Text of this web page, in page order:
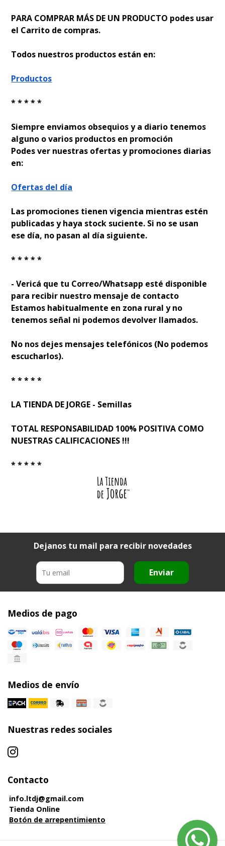
PARA COMPRAR MÁS DE UN PRODUCTO podes usar
el Carrito de compras.
Todos nuestros productos están en:
Productos
* * * * *
Siempre enviamos obsequios y a diario tenemos
alguno o varios productos en promoción
Podes ver nuestras ofertas y promociones diarias
en:
Ofertas del día
Las promociones tienen vigencia mientras estén
publicadas y haya stock suficiente. Si no se usan
ese día, no pasan al día siguiente.
* * * * *
- Verificá que tu Correo/Whatsapp esté disponible
para recibir nuestro mensaje de contacto
Estamos habitualmente en zona rural y no
tenemos señal ni podemos devolver llamados.
No nos dejes mensajes telefónicos (No podemos
escucharlos).
* * * * *
LA TIENDA DE JORGE - Semillas
TOTAL RESPONSABILIDAD 100% POSITIVA COMO
NUESTRAS CALIFICACIONES !!!
* * * * *
Dejanos tu mail para recibir novedades
Enviar
Medios de pago
Medios de envío
Nuestras redes sociales
Contacto
info.ltdj@gmail.com
Tienda Online
Botón de arrepentimiento